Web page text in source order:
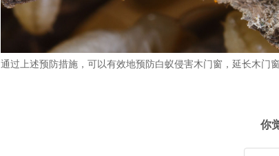
通过上述预防措施，可以有效地预防白蚁侵害木门窗，延长木门
你